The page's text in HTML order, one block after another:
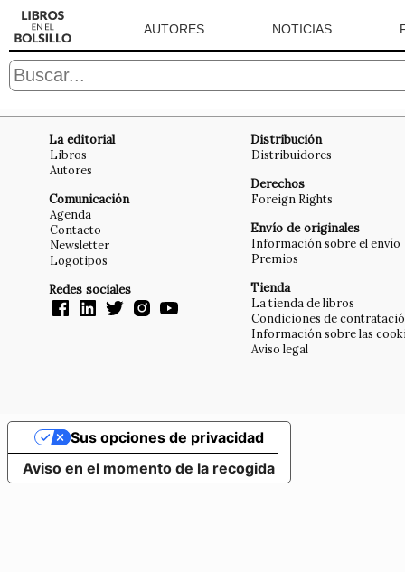
AUTORES NOTICIAS
La editorial
Libros
Autores
Comunicación
Agenda
Contacto
Newsletter
Logotipos
Redes sociales
Distribución
Distribuidores
Derechos
Foreign Rights
Envío de originales
Información sobre el envío
Premios
Tienda
La tienda de libros
Condiciones de
Información sobre las
Aviso legal
Aviso en el momento de la recogida
Sus opciones de privacidad